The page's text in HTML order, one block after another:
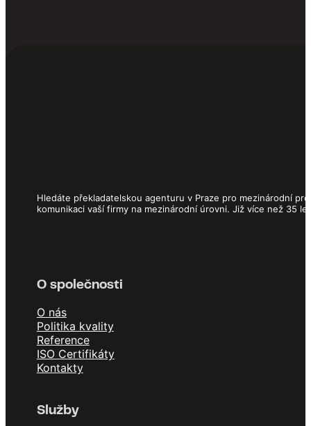
Hledáte překladatelskou agenturu v Praze pro mezinárodní
komunikaci vaší firmy na mezinárodní úrovni. Již více než 35
O společnosti
O nás
Politika kvality
Reference
ISO Certifikáty
Kontakty
Služby